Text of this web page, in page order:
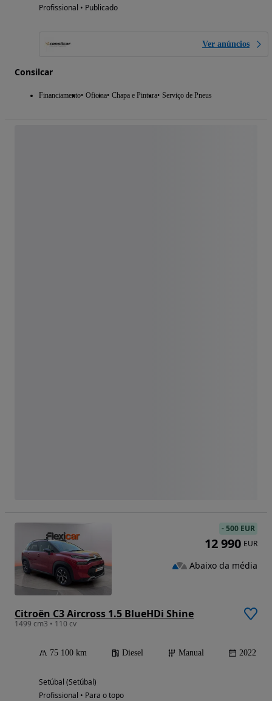
Profissional • Publicado
Ver anúncios
Consilcar
Financiamento Oficina Chapa e Pintura Serviço de Pneus
Citroën C3 Aircross 1.5 BlueHDi Shine
1499 cm3 • 110 cv
75 100 km Diesel Manual 2022
Setúbal (Setúbal)
Profissional • Para o topo
-500 EUR
12 990 EUR
Abaixo da média